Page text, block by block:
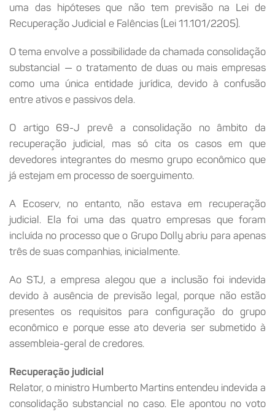
uma das hipóteses que não tem previsão na Lei de
Recuperação Judicial e Falências (Lei 11.101/2205).
O tema envolve a possibilidade da chamada consolidação
substancial — o tratamento de duas ou mais empresas
como uma única entidade jurídica, devido à confusão
entre ativos e passivos dela.
O artigo 69-J prevê a consolidação no âmbito da
recuperação judicial, mas só cita os casos em que
devedores integrantes do mesmo grupo econômico que
já estejam em processo de soerguimento.
A Ecoserv, no entanto, não estava em recuperação
judicial. Ela foi uma das quatro empresas que foram
incluída no processo que o Grupo Dolly abriu para apenas
três de suas companhias, inicialmente.
Ao STJ, a empresa alegou que a inclusão foi indevida
devido à ausência de previsão legal, porque não estão
presentes os requisitos para configuração do grupo
econômico e porque esse ato deveria ser submetido à
assembleia-geral de credores.
Recuperação judicial
Relator, o ministro Humberto Martins entendeu indevida a
consolidação substancial no caso. Ele apontou no voto